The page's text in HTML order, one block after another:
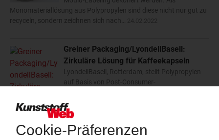
Monomateriallösung aus Polypropylen sind diese nicht nur gut zu
recyceln, sondern zeichnen sich nach…
Greiner Packaging/LyondellBasell:
Zirkuläre Lösung für Kaffeekapseln
LyondellBasell, Rotterdam, stellt Polypropylen
auf Basis von Post-Consumer-
Kremsmünster, zu Kaffeekapseln für Nescafé Dolce Gusto
verarbeitet. Die Polymere mit dem Markennamen CirculenRevive…
23.02.2022